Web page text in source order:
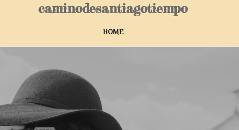
caminodesantiagotiempo
HOME